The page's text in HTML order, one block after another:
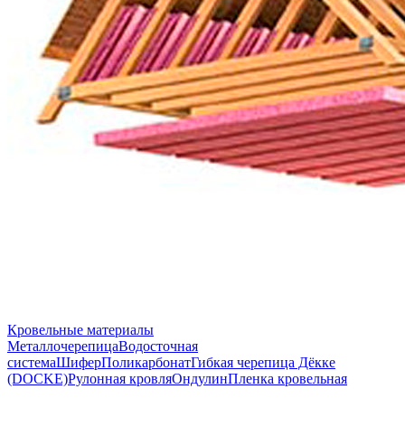
Кровельные материалы
МеталлочерепицаВодосточная
системаШиферПоликарбонатГибкая черепица Дёкке
(DOCKE)Рулонная кровляОндулинПленка кровельная